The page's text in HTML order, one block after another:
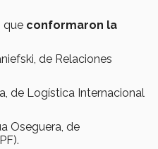
que conformaron la
de Relaciones
Logística Internacional
de